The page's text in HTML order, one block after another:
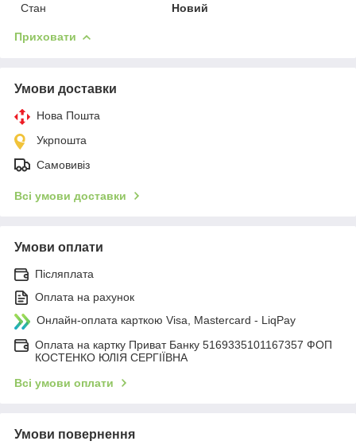
Стан
Новий
Приховати
Умови доставки
Нова Пошта
Укрпошта
Самовивіз
Всі умови доставки
Умови оплати
Післяплата
Оплата на рахунок
Онлайн-оплата карткою Visa, Mastercard - LiqPay
Оплата на картку Приват Банку 5169335101167357 ФОП
КОСТЕНКО ЮЛІЯ СЕРГІЇВНА
Всі умови оплати
Умови повернення